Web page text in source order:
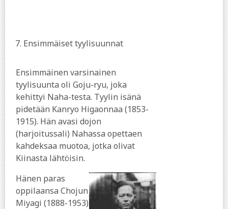
7. Ensimmäiset tyylisuunnat
Ensimmäinen varsinainen
tyylisuunta oli Goju-ryu, joka
kehittyi Naha-testa. Tyylin isänä
pidetään Kanryo Higaonnaa (1853-
1915). Hän avasi dojon
(harjoitussali) Nahassa opettaen
kahdeksaa muotoa, jotka olivat
Kiinasta lähtöisin.
Hänen paras
oppilaansa Chojun
Miyagi (1888-1953)